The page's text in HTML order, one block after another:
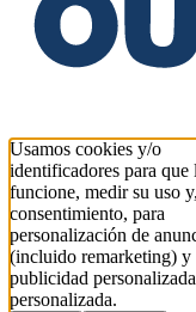
Usamos cookies y/o
identificadores para que
funcione, medir su uso
consentimiento, para
personalización de
(incluido remarketing) y
publicidad
personalizada.